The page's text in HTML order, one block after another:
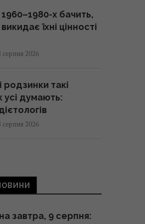
х бачить,
їхні цінності
серпня 2026
родзинки такі
усі думають:
серпня 2026
вжити заходів, -
завтра, 9 серпня: